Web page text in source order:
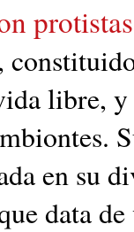
libre,
en su
data